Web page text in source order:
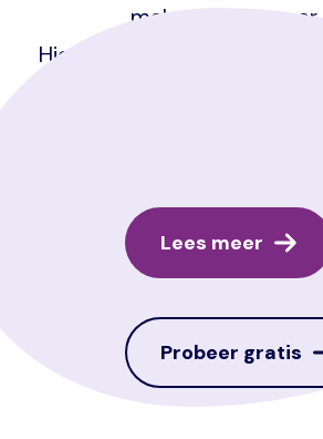
maken en bespaar
Hieronder vind je een
Lees meer
Probeer gratis